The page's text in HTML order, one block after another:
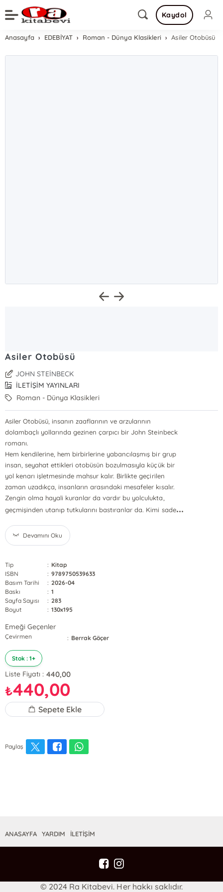
Kaydol
Anasayfa EDEBİYAT Roman - Dünya Klasikleri Asiler Otobüsü
Asiler Otobüsü
JOHN STEİNBECK
İLETİŞİM YAYINLARI
Roman - Dünya Klasikleri
Asiler Otobüsü, insanın zaaflarının ve arzularının
dolambaçlı yollarında gezinen çarpıcı bir John Steinbeck
romanı.
Hem kendilerine, hem birbirlerine yabancılaşmış bir grup
insan, seyahat ettikleri otobüsün bozulmasıyla küçük bir
yol kenarı işletmesinde mahsur kalır. Birlikte geçirilen
zaman uzadıkça, insanların arasındaki mesafeler kısalır.
Zengin olma hayali kuranlar da vardır bu yolculukta,
geçmişinden utanıp tutkularını bastıranlar da. Kimi sade...
Devamını Oku
Tip : Kitap
ISBN
: 9789750539633
Basım Tarihi
: 2026-04
Baskı
: 1
Sayfa Sayısı
: 283
Boyut
: 130x195
Emeği Geçenler
Çevirmen : Berrak Göçer
Stok : 1+
Liste Fiyatı : 440,00
₺440,00
Sepete Ekle
Paylaş
ANASAYFA YARDIM İLETİŞİM
© 2024 Ra Kitabevi. Her hakkı saklıdır.